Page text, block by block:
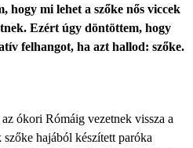
hogy mi lehet a szőke nős viccek
Ezért úgy döntöttem, hogy
felhangot, ha azt hallod: szőke.
ókori Rómáig vezetnek vissza a
hajából készített paróka